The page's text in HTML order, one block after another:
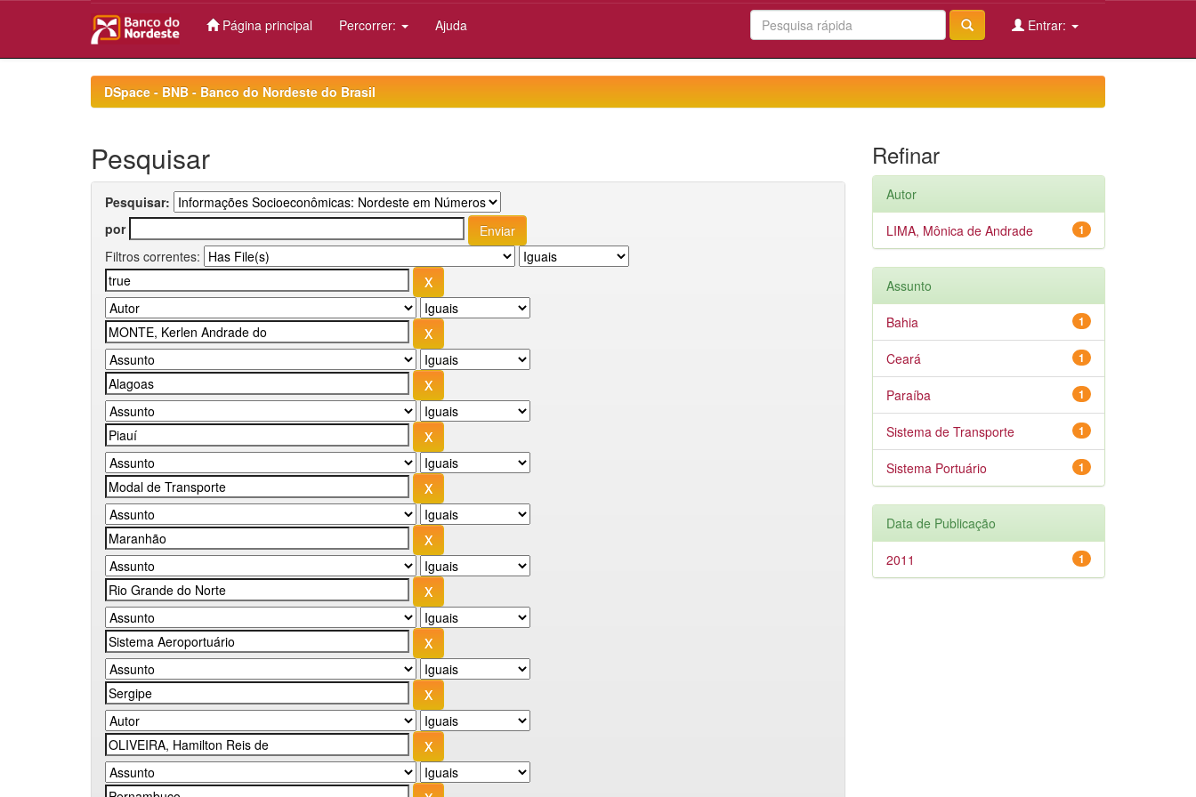
Página principal Percorrer: Ajuda Entrar:
DSpace - BNB - Banco do Nordeste do Brasil
Pesquisar
Pesquisar:
por
Filtros correntes:
Refinar
Autor
1
LIMA, Mônica de Andrade
Assunto
1
Bahia
1
Ceará
1
Paraíba
1
Sistema de Transporte
1
Sistema Portuário
Data de Publicação
1
2011